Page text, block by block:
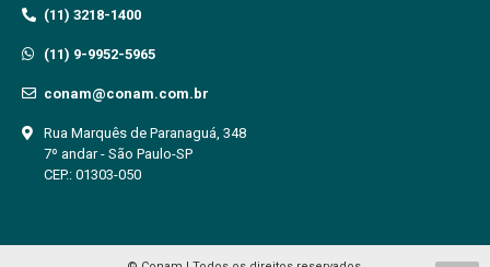
(11) 3218-1400
(11) 9-9952-5965
conam@conam.com.br
Rua Marquês de Paranaguá, 348
7º andar - São Paulo-SP
CEP.: 01303-050